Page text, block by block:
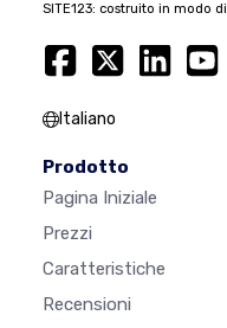
SITE123: costruito in modo
Italiano
Prodotto
Pagina Iniziale
Prezzi
Caratteristiche
Recensioni